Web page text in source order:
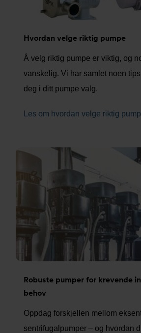
Hvordan velge riktig pumpe
Å velg riktig pumpe er viktig, og
vanskelig. Vi har samlet noen
deg i ditt pumpe valg.
Les om hvordan velge riktig
Robuste pumper for krevende
behov
Oppdag forskjellen mellom
sentrifugalpumper – og hvordan